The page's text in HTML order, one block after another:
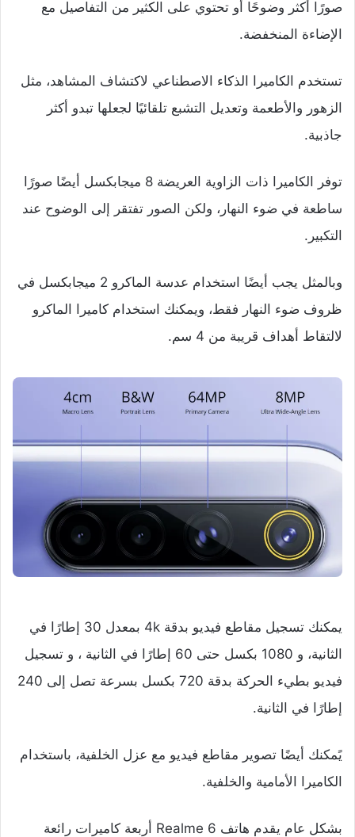
صورًا أكثر وضوحًا أو تحتوي على الكثير من التفاصيل مع
الإضاءة المنخفضة.
تستخدم الكاميرا الذكاء الاصطناعي لاكتشاف المشاهد، مثل
الزهور والأطعمة وتعديل التشبع تلقائيًا لجعلها تبدو أكثر
جاذبية.
توفر الكاميرا ذات الزاوية العريضة 8 ميجابكسل أيضًا صورًا
ساطعة في ضوء النهار، ولكن الصور تفتقر إلى الوضوح عند
التكبير.
وبالمثل يجب أيضًا استخدام عدسة الماكرو 2 ميجابكسل في
ظروف ضوء النهار فقط، ويمكنك استخدام كاميرا الماكرو
لالتقاط أهداف قريبة من 4 سم.
يمكنك تسجيل مقاطع فيديو بدقة 4k بمعدل 30 إطارًا في
الثانية، و 1080 بكسل حتى 60 إطارًا في الثانية ، و تسجيل
فيديو بطيء الحركة بدقة 720 بكسل بسرعة تصل إلى 240
إطارًا في الثانية.
يًمكنك أيضًا تصوير مقاطع فيديو مع عزل الخلفية، باستخدام
الكاميرا الأمامية والخلفية.
بشكل عام يقدم هاتف Realme 6 أربعة كاميرات رائعة